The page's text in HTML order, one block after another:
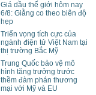
Giá dầu thế giới hôm nay
6/8: Giằng co theo biên độ
hẹp
Triển vọng tích cực của
ngành điện tử Việt Nam tại
thị trường Bắc Mỹ
Trung Quốc bảo vệ mô
hình tăng trưởng trước
thềm đàm phán thương
mại với Mỹ và EU